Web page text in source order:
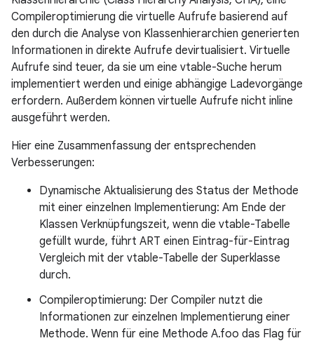
Compileroptimierung die virtuelle Aufrufe basierend auf
den durch die Analyse von Klassenhierarchien generierten
Informationen in direkte Aufrufe devirtualisiert. Virtuelle
Aufrufe sind teuer, da sie um eine vtable-Suche herum
implementiert werden und einige abhängige Ladevorgänge
erfordern. Außerdem können virtuelle Aufrufe nicht inline
ausgeführt werden.
Hier eine Zusammenfassung der entsprechenden
Verbesserungen:
Dynamische Aktualisierung des Status der Methode
mit einer einzelnen Implementierung: Am Ende der
Klassen Verknüpfungszeit, wenn die vtable-Tabelle
gefüllt wurde, führt ART einen Eintrag-für-Eintrag
Vergleich mit der vtable-Tabelle der Superklasse
durch.
Compileroptimierung: Der Compiler nutzt die
Informationen zur einzelnen Implementierung einer
Methode. Wenn für eine Methode A.foo das Flag für